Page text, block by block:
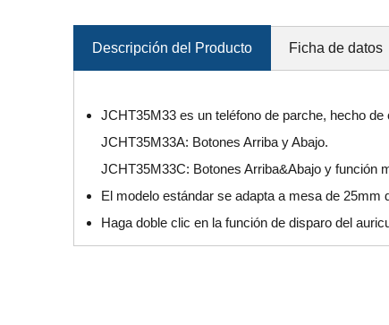
Descripción del Producto Ficha de datos
JCHT35M33 es un teléfono de parche, hecho
JCHT35M33A: Botones Arriba y Abajo.
JCHT35M33C: Botones Arriba&Abajo y función
El modelo estándar se adapta a mesa de 25mm
Haga doble clic en la función de disparo del